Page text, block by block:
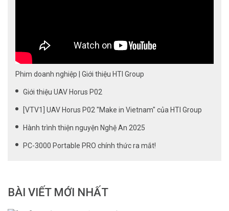
Phim doanh nghiệp | Giới thiệu HTI Group
Giới thiệu UAV Horus P02
[VTV1] UAV Horus P02 "Make in Vietnam" của HTI Group
Hành trình thiện nguyện Nghệ An 2025
PC-3000 Portable PRO chính thức ra mắt!
BÀI VIẾT MỚI NHẤT